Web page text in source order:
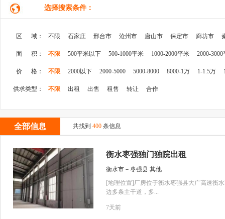
选择搜索条件：
区 域： 不限 石家庄 邢台市 沧州市 唐山市 保定市 廊坊市
面 积： 不限 500平米以下 500-1000平米 1000-2000平米 2000-3000
价 格： 不限 2000以下 2000-5000 5000-8000 8000-1万 1-1.5万
供求类型： 不限 出租 出售 租售 转让 合作
全部信息 共找到 400 条信息
衡水枣强独门独院出租
衡水市－枣强县 其他
[地理位置]厂房位于衡水枣强县大广高速衡
边多条主干道，多...
7天前